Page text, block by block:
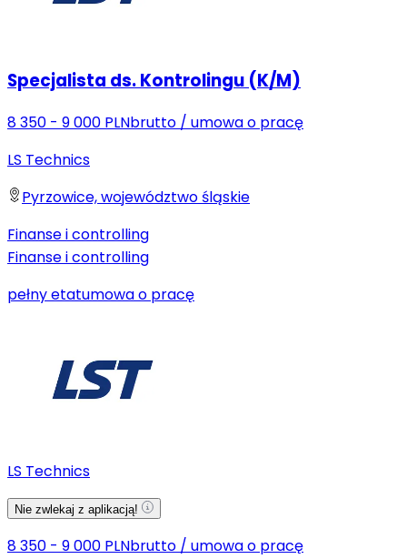
Specjalista ds. Kontrolingu (K/M)
8 350 - 9 000 PLNbrutto / umowa o pracę
LS Technics
Pyrzowice, województwo śląskie
Finanse i controlling
Finanse i controlling
pełny etatumowa o pracę
LS Technics
Nie zwlekaj z aplikacją!
8 350 - 9 000 PLNbrutto / umowa o pracę